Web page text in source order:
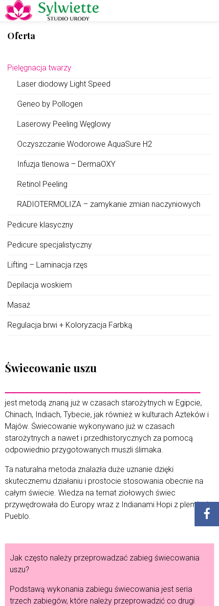
Oferta
Pielęgnacja twarzy
Laser diodowy Light Speed
Geneo by Pollogen
Laserowy Peeling Węglowy
Oczyszczanie Wodorowe AquaSure H2
Infuzja tlenowa – DermaOXY
Retinol Peeling
RADIOTERMOLIZA – zamykanie zmian naczyniowych
Pedicure klasyczny
Pedicure specjalistyczny
Lifting – Laminacja rzęs
Depilacja woskiem
Masaż
Regulacja brwi + Koloryzacja Farbką
Świecowanie uszu
jest metodą znaną już w czasach starożytnych w Egipcie,
Chinach, Indiach, Tybecie, jak również w kulturach Azteków i
Majów. Świecowanie wykonywano już w czasach
starożytnych a nawet i przedhistorycznych za pomocą
odpowiednio przygotowanych muszli ślimaka.
Ta naturalna metoda znalazła duże uznanie dzięki
skutecznemu działaniu i prostocie stosowania obecnie na
całym świecie. Wiedza na temat ziołowych świec
przywędrowała do Europy wraz z Indianami Hopi z plemienia
Pueblo.
Jak często należy przeprowadzać zabieg świecowania
uszu?
Podstawą wykonania zabiegu świecowania jest seria
trzech zabiegów, które należy przeprowadzić co drugi